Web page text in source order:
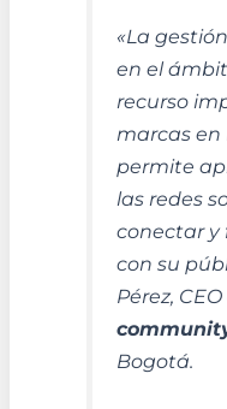
«La
en el
recurso
marcas en
permite
las redes
conectar y
con su
Pérez,
Bogotá.